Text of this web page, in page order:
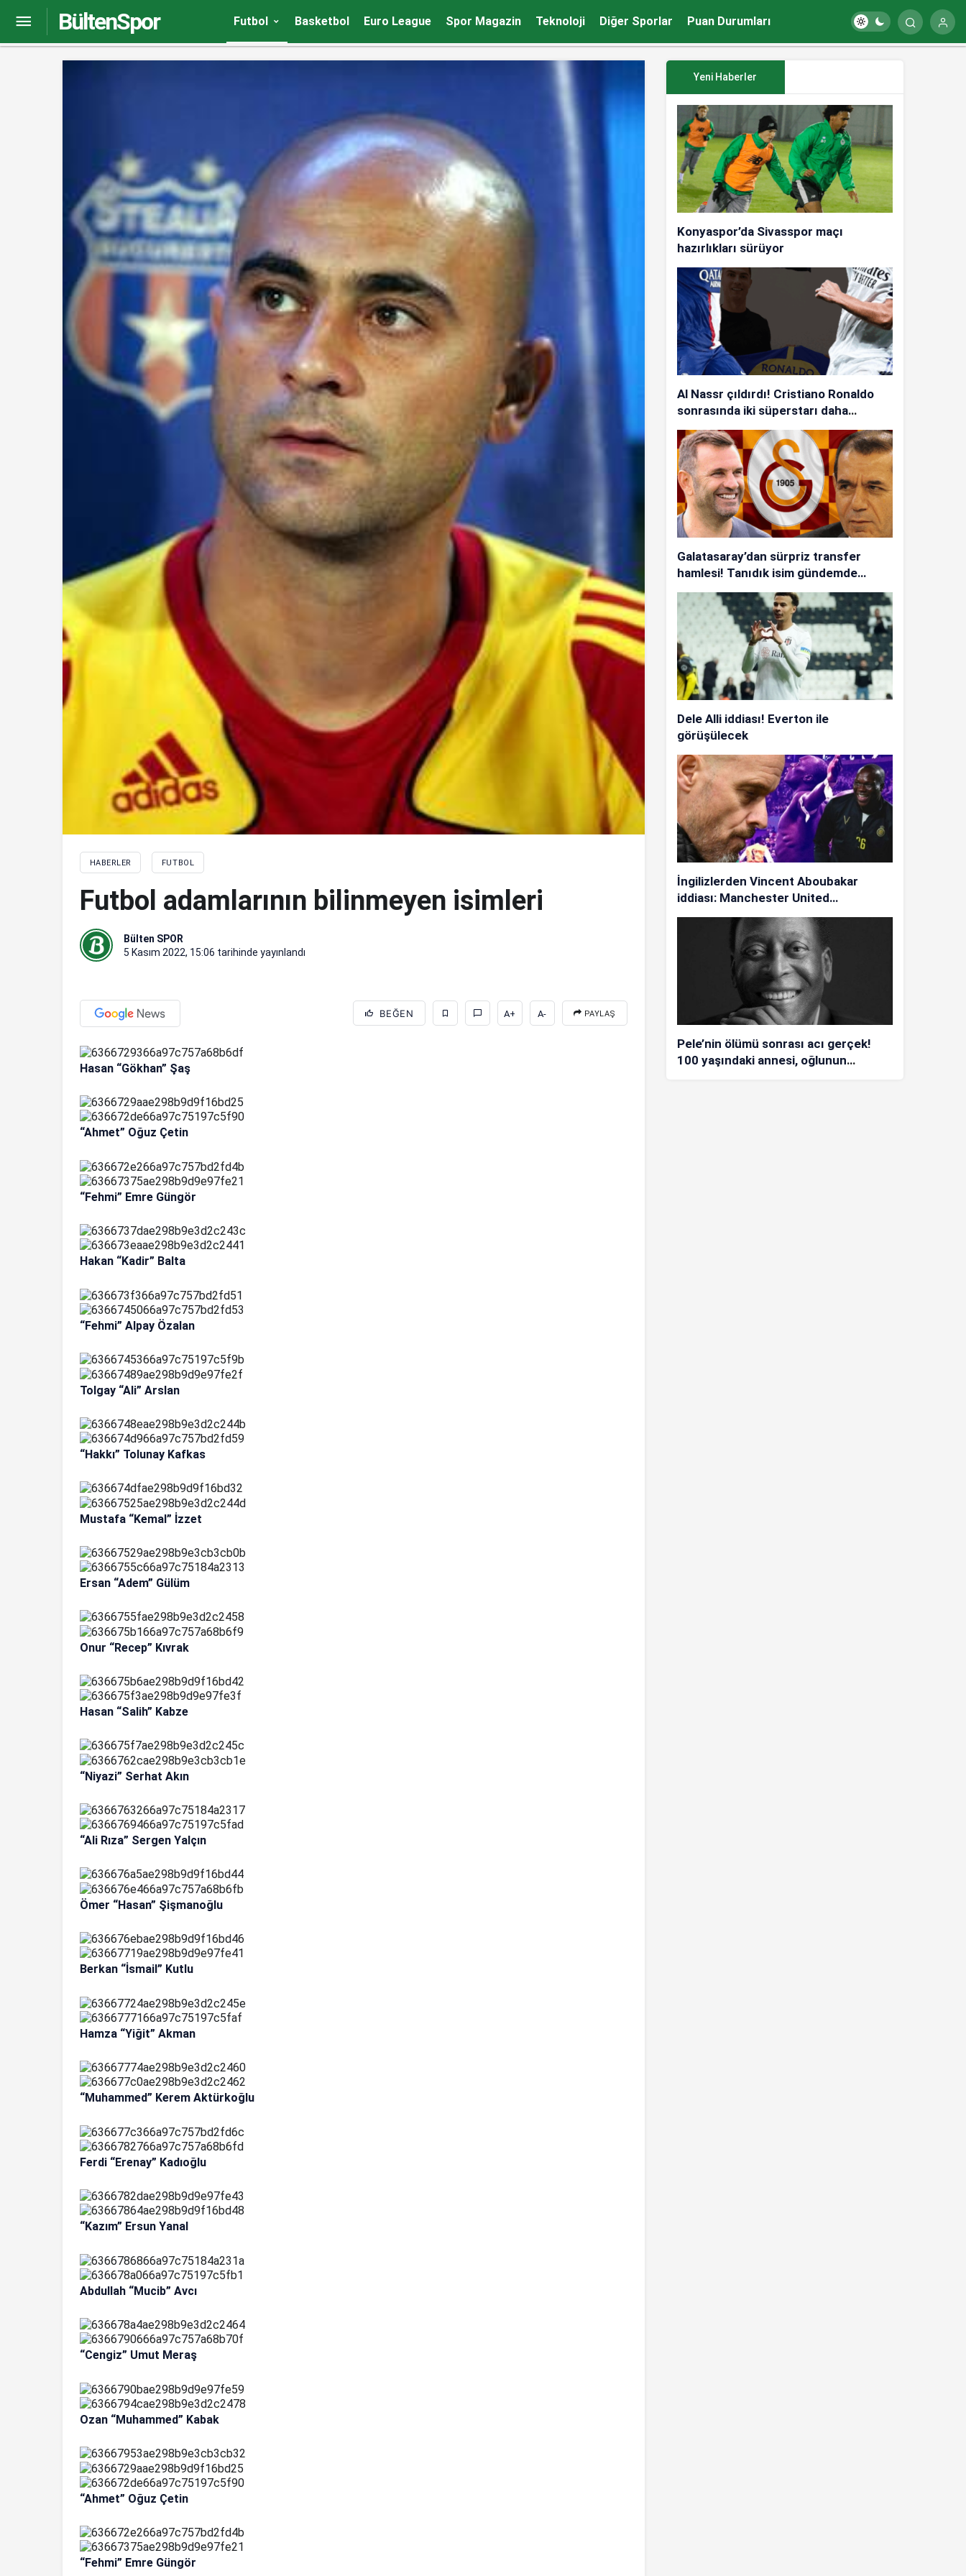
BültenSpor Futbol Basketbol Euro League Spor Magazin Teknoloji Diğer Sporlar Puan Durumları
HABERLER FUTBOL
Futbol adamlarının bilinmeyen isimleri
Bülten SPOR
5 Kasım 2022, 15:06 tarihinde yayınlandı
BEĞEN A+ A- PAYLAŞ
Hasan “Gökhan” Şaş
“Ahmet” Oğuz Çetin
“Fehmi” Emre Güngör
Hakan “Kadir” Balta
“Fehmi” Alpay Özalan
Tolgay “Ali” Arslan
“Hakkı” Tolunay Kafkas
Mustafa “Kemal” İzzet
Ersan “Adem” Gülüm
Onur “Recep” Kıvrak
Hasan “Salih” Kabze
“Niyazi” Serhat Akın
“Ali Rıza” Sergen Yalçın
Ömer “Hasan” Şişmanoğlu
Berkan “İsmail” Kutlu
Hamza “Yiğit” Akman
“Muhammed” Kerem Aktürkoğlu
Ferdi “Erenay” Kadıoğlu
“Kazım” Ersun Yanal
Abdullah “Mucib” Avcı
“Cengiz” Umut Meraş
Ozan “Muhammed” Kabak
“Ahmet” Oğuz Çetin
“Fehmi” Emre Güngör
Futbol adamlarının bilinmeyen isimleri
Yeni Haberler
Konyaspor’da Sivasspor maçı
hazırlıkları sürüyor
Al Nassr çıldırdı! Cristiano Ronaldo
sonrasında iki süperstarı daha
istiyorlar…
Galatasaray’dan sürpriz transfer
hamlesi! Tanıdık isim gündemde…
Dele Alli iddiası! Everton ile
görüşülecek
İngilizlerden Vincent Aboubakar
iddiası: Manchester United…
Pele’nin ölümü sonrası acı gerçek!
100 yaşındaki annesi, oğlunun